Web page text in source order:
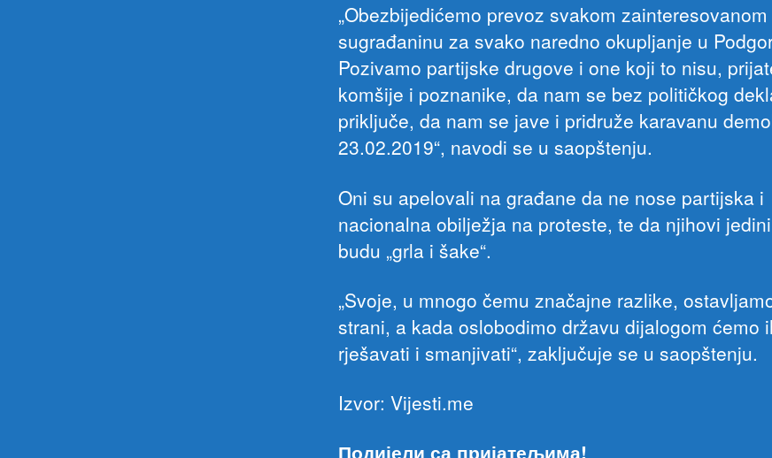
„Obezbijedićemo prevoz svakom zainteresovanom
sugrađaninu za svako naredno okupljanje u
Pozivamo partijske drugove i one koji to nisu,
komšije i poznanike, da nam se bez političkog
priključe, da nam se jave i pridruže karavanu
23.02.2019“, navodi se u saopštenju.
Oni su apelovali na građane da ne nose partijska i
nacionalna obilježja na proteste, te da njihovi
budu „grla i šake“.
„Svoje, u mnogo čemu značajne razlike,
strani, a kada oslobodimo državu dijalogom ćemo
rješavati i smanjivati“, zaključuje se u saopštenju.
Izvor: Vijesti.me
Подијели са пријатељима!